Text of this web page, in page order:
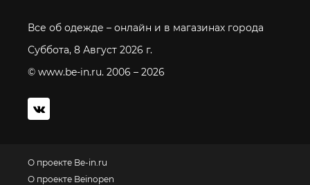
Все об одежде – онлайн и в магазинах города
Суббота, 8 Август 2026 г.
© www.be-in.ru. 2006 – 2026
О проекте Be-in.ru
О проекте Beinopen